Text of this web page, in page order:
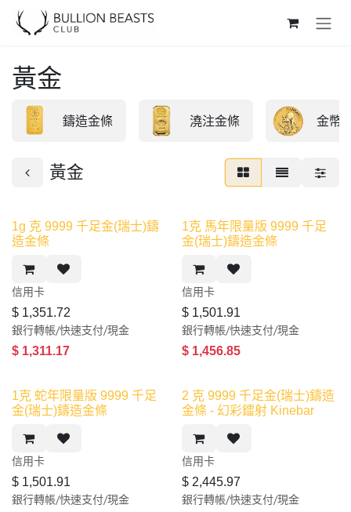
Skip to Content
黃金
鑄造金條 澆注金條 金幣
黃金
1g 克 9999 千足金(瑞士)鑄
造金條
信用卡​
$ 1,351.72
銀行轉帳/快速支付/現金
$ 1,311.17
新產品
1克 馬年限量版 9999 千足
金(瑞士)鑄造金條
信用卡​
$ 1,501.91
銀行轉帳/快速支付/現金
$ 1,456.85
1克 蛇年限量版 9999 千足
金(瑞士)鑄造金條
信用卡​
$ 1,501.91
銀行轉帳/快速支付/現金
2 克 9999 千足金(瑞士)鑄造
金條 - 幻彩鐳射 Kinebar
信用卡​
$ 2,445.97
銀行轉帳/快速支付/現金